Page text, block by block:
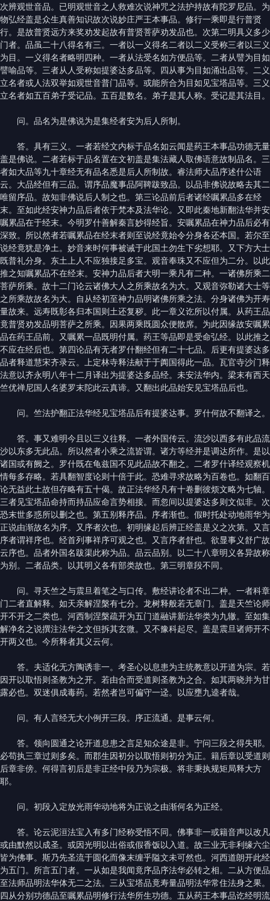
次辨观世音品。已明观世音之人救难次说神咒之法护持故有陀罗尼品。为
物弘经盖是众生真善知识故次说妙庄严王本事品。修行一乘即是行普贤
行。是故普贤远方来奖劝发起故有普贤菩萨劝发品也。次第二明具义多少
门者。品虽二十八得名有三。一者以一义得名二者以二义受称三者以三义
为目。一义得名者略明四种。一者从法受名如方便品等。二者从譬为目如
譬喻品等。三者从人受称如提婆达多品等。四从事为目如涌出品等。二义
立名者或人法双举如观世音普门品等。或能所合为目如见宝塔品等。三义
立名者如五百弟子受记品。五百是数名。弟子是其人称。受记是其法目。
问。品名为是佛说为是集经者安为后人所制。
答。具有三义。一者若经文内标于品名如云闻是药王本事品功德无量
盖是佛说。二者若标于品名置在文初盖是集法藏人取佛语意故制品名。三
者如大品等九十章经无有品名悉是后人所制故。睿法师大品序述什公语
云。大品经但有三品。谓序品魔事品阿鞞跋致品。以品非佛说故略去其二
唯留序品。故知非佛说后人制之也。第三论品前后者诸经嘱累品多在经
末。至如此经安神力品后者依于梵本及法华论。又即此秦地新翻法华并安
嘱累品在于经末。今明罗什善解秦言妙得经旨。安嘱累品在神力品后必有
深致。所以然者若嘱累品在经末者则至说经竟始令分身各还本国。若尔至
说经竟犹是净土。妙音来时何事被诫于此国土勿生下劣想耶。又下方大士
既普礼分身。东土上人不应独接足多宝。观音奉珠又不应但为二分。以此
推之知嘱累品不在经末。安神力品后者大明一乘凡有二种。一诸佛所乘二
菩萨所乘。故十二门论云诸佛大人之所乘故名为大。又观音弥勒诸大士等
之所乘故故名为大。自从经初至神力品明诸佛所乘之法。分身诸佛为开寿
量故来。远寿既彰各归本国则土还复秽。此一章义讫所以付属。从药王品
竟普贤劝发品明菩萨之所乘。因果两乘既圆众便散席。为此因缘故安嘱累
品在药王品前。又嘱累一品既明付属。药王等品即是受命弘经。以此推之
不应在经后也。第四论品有无者罗什翻经但有二十七品。后更有提婆达多
品者释道慧宋齐录云。上定林寺释法献于于阗国得此一品。瓦官寺沙门释
法意以齐永明八年十二月译出为提婆达多品经。未安法华内。梁末有西天
竺优禅尼国人名婆罗末陀此云真谛。又翻出此品始安见宝塔品后也。
问。竺法护翻正法华经见宝塔品后有提婆达事。罗什何故不翻译之。
答。事又难明今且以三义往释。一者外国传云。流沙以西多有此品流
沙以东多无此品。所以然者小乘之流皆谓。诸方等经并是调达所作。是以
诸国或有阙之。罗什既在龟兹国不见此品故不翻之。二者罗什译经观察机
情每多存略。若具翻智度论则十倍于此。恐难寻求故略为百卷也。如翻百
论无益此土故但存略有五十偈。故正法华经凡有十卷删彼烦文略为七轴。
三者见宝塔品命持而持品应命言势相接。而忽间以提婆达多则文似非。次
恐末世多惑所以删之也。第五别释序品。序者渐也。假时托处动地雨华为
正说由渐故名为序。又序者次也。初明缘起后辨正经盖是义之次第。又言
序者谓祥序也。经首列事祥序可观之也。又言序者舒也。欲显事义舒广故
云序也。品者外国名跋渠此称为品。品云品别。以二十八章明义各异故称
为别。二者品类。以其明义各有部类故也。第三明章段不同。
问。寻天竺之与震旦着笔之与口传。敷经讲论者不出二种。一者科章
门二者直解释。如天亲解涅槃有七分。龙树释般若无章门。盖是天竺论师
开不开之二类也。河西制涅槃疏开为五门道融讲新法华类为九辙。至如集
解净名之说撰注法华之文但拆其玄微。又不豫科起尽。盖是震旦诸师开不
开两义也。今所释者其义云何。
答。夫适化无方陶诱非一。考圣心以息患为主统教意以开道为宗。若
因开以取悟则圣教为之开。若由合而受道则圣教为之合。如其两晓并为甘
露必也。双迷俱成毒药。若然者岂可偏守一迳。以应壅九逵者哉。
问。有人言经无大小例开三段。序正流通。是事云何。
答。领向圆通之论开道息患之言足知众途是非。宁问三段之得失耶。
必苟执三章过则多矣。而郡生因初分以取悟则初分为正。籍后章以受道则
后章非傍。何得言初后是非正经中段乃为宗极。将非秉执规矩局释大方
耶。
问。初段入定放光雨华动地将为正说之由渐何名为正经。
答。论云泥洹法宝入有多门经称受悟不同。佛事非一或籍音声以改凡
或由默然以成圣。或因光明以出俗或假香饭以入道。故三业无非利缘六尘
皆为佛事。斯乃先圣流于圆化而像末缠乎隘文未可然也。河西道朗开此经
为五门。所言五门者。一从如是我闻竟序品序法华必转之相。二从方便品
至法师品明法华体无二之法。三从宝塔品竟寿量品明法华常住法身之果。
四从分别功德品至嘱累品明修行法华所生功德。五从药王本事品讫经明流